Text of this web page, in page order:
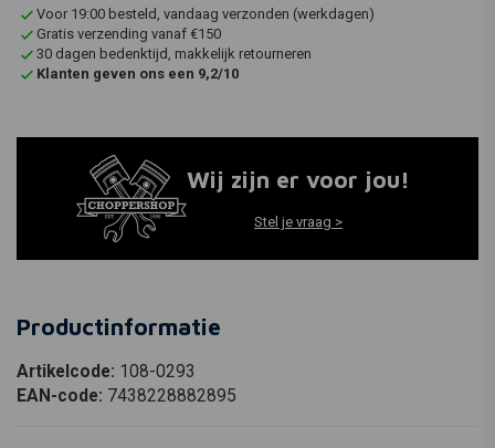
Voor 19:00 besteld, vandaag verzonden (werkdagen)
Gratis verzending vanaf €150
30 dagen bedenktijd, makkelijk retourneren
Klanten geven ons een 9,2/10
Wij zijn er voor jou!
Stel je vraag >
Productinformatie
Artikelcode: 108-0293
EAN-code: 7438228882895